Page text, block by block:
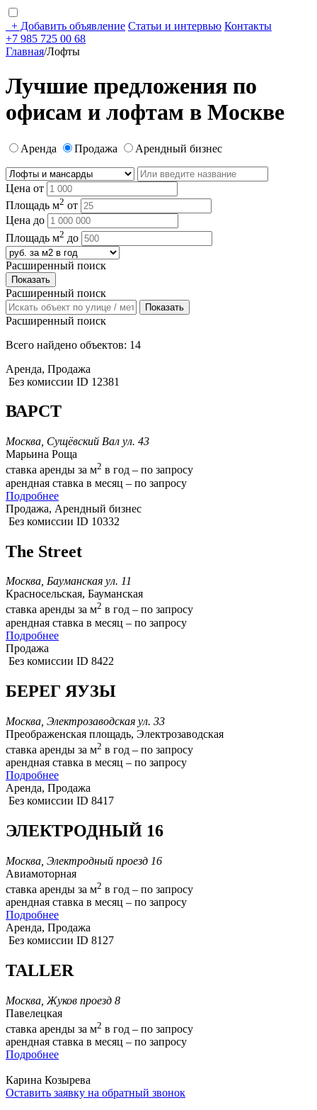
+ Добавить объявление Статьи и интервью Контакты
+7 985 725 00 68
Главная/Лофты
Лучшие предложения по
офисам и лофтам в Москве
Аренда Продажа Арендный бизнес
Цена от
Площадь м2 от
Цена до
Площадь м2 до
Расширенный поиск
Расширенный поиск
Расширенный поиск
Всего найдено объектов: 14
Аренда, Продажа
Без комиссии ID 12381
ВАРСТ
Москва, Сущёвский Вал ул. 43
Марьина Роща
ставка аренды за м2 в год – по запросу
арендная ставка в месяц – по запросу
Подробнее
Продажа, Арендный бизнес
Без комиссии ID 10332
The Street
Москва, Бауманская ул. 11
Красносельская, Бауманская
ставка аренды за м2 в год – по запросу
арендная ставка в месяц – по запросу
Подробнее
Продажа
Без комиссии ID 8422
БЕРЕГ ЯУЗЫ
Москва, Электрозаводская ул. 33
Преображенская площадь, Электрозаводская
ставка аренды за м2 в год – по запросу
арендная ставка в месяц – по запросу
Подробнее
Аренда, Продажа
Без комиссии ID 8417
ЭЛЕКТРОДНЫЙ 16
Москва, Электродный проезд 16
Авиамоторная
ставка аренды за м2 в год – по запросу
арендная ставка в месяц – по запросу
Подробнее
Аренда, Продажа
Без комиссии ID 8127
TALLER
Москва, Жуков проезд 8
Павелецкая
ставка аренды за м2 в год – по запросу
арендная ставка в месяц – по запросу
Подробнее
Карина Козырева
Оставить заявку на обратный звонок